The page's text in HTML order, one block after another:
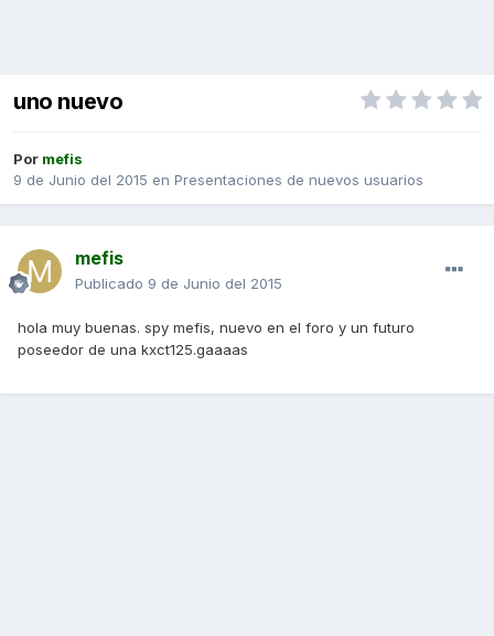
uno nuevo
Por mefis
9 de Junio del 2015 en Presentaciones de nuevos usuarios
mefis
Publicado 9 de Junio del 2015
hola muy buenas. spy mefis, nuevo en el foro y un futuro
poseedor de una kxct125.gaaaas